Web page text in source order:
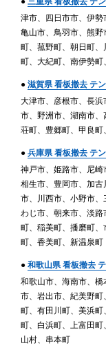
津市、四日市市、伊勢
亀山市、鳥羽市、熊
町、菰野町、朝日町
町、大紀町、南伊勢
● 滋賀県 看板撤去 テ
大津市、彦根市、長
市、野洲市、湖南市
荘町、豊郷町、甲良町
● 兵庫県 看板撤去 テ
神戸市、姫路市、尼崎
相生市、豊岡市、加
市、川西市、小野市
わじ市、朝来市、淡
町、稲美町、播磨町
町、香美町、新温泉町
● 和歌山県 看板撤去
和歌山市、海南市、橋
市、岩出市、紀美野町
町、有田川町、美浜町
町、白浜町、上富田
山村、串本町